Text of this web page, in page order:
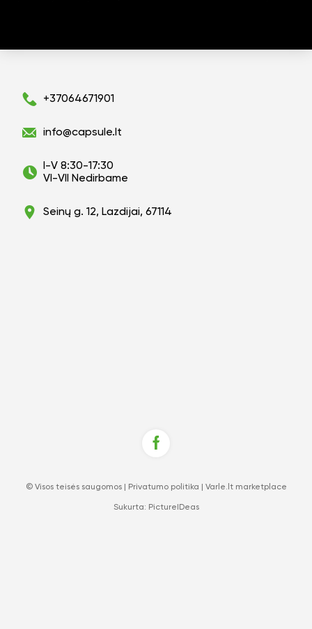
+37064671901
info@capsule.lt
I-V 8:30-17:30
VI-VII Nedirbame
Seinų g. 12, Lazdijai, 67114
© Visos teisės saugomos | Privatumo politika Varle.lt marketplace
Sukurta: PictureIDeas